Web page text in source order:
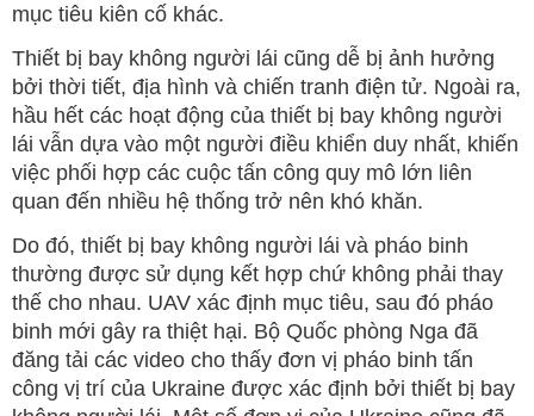
mục tiêu kiên cố khác.
Thiết bị bay không người lái cũng dễ bị ảnh hưởng
bởi thời tiết, địa hình và chiến tranh điện tử. Ngoài ra,
hầu hết các hoạt động của thiết bị bay không người
lái vẫn dựa vào một người điều khiển duy nhất, khiến
việc phối hợp các cuộc tấn công quy mô lớn liên
quan đến nhiều hệ thống trở nên khó khăn.
Do đó, thiết bị bay không người lái và pháo binh
thường được sử dụng kết hợp chứ không phải thay
thế cho nhau. UAV xác định mục tiêu, sau đó pháo
binh mới gây ra thiệt hại. Bộ Quốc phòng Nga đã
đăng tải các video cho thấy đơn vị pháo binh tấn
công vị trí của Ukraine được xác định bởi thiết bị bay